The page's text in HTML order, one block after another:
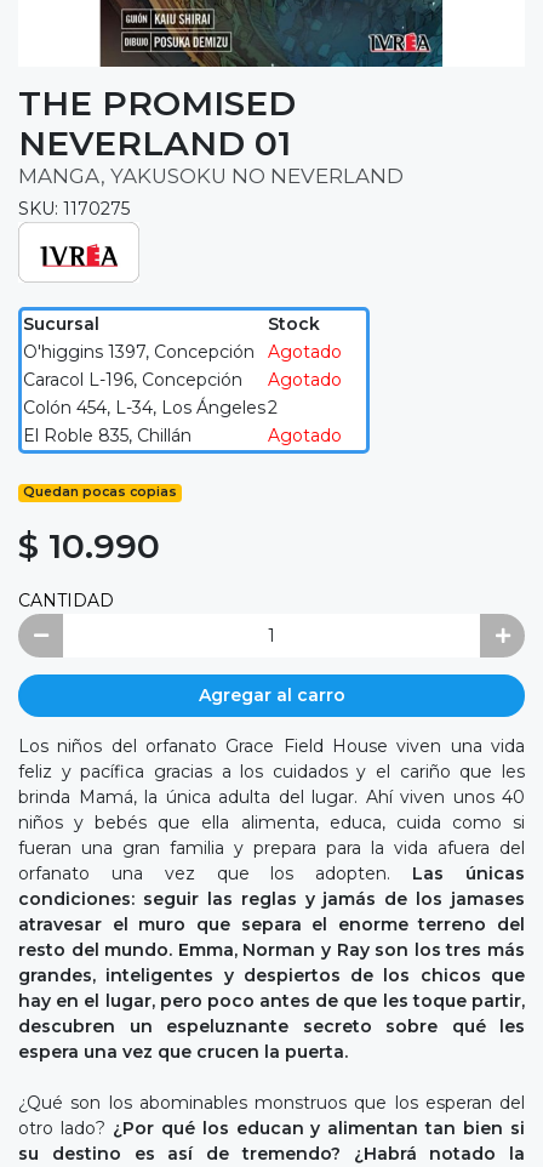
THE PROMISED
NEVERLAND 01
MANGA, YAKUSOKU NO NEVERLAND
SKU: 1170275
Sucursal
Stock
O'higgins 1397, Concepción
Agotado
Caracol L-196, Concepción
Agotado
Colón 454, L-34, Los Ángeles2
El Roble 835, Chillán
Agotado
Quedan pocas copias
$ 10.990
CANTIDAD
Agregar al carro
Los niños del orfanato Grace Field House viven una vida
feliz y pacífica gracias a los cuidados y el cariño que les
brinda Mamá, la única adulta del lugar. Ahí viven unos 40
niños y bebés que ella alimenta, educa, cuida como si
fueran una gran familia y prepara para la vida afuera del
orfanato una vez que los adopten. Las únicas
condiciones: seguir las reglas y jamás de los jamases
atravesar el muro que separa el enorme terreno del
resto del mundo. Emma, Norman y Ray son los tres más
grandes, inteligentes y despiertos de los chicos que
hay en el lugar, pero poco antes de que les toque partir,
descubren un espeluznante secreto sobre qué les
espera una vez que crucen la puerta.
¿Qué son los abominables monstruos que los esperan del
otro lado? ¿Por qué los educan y alimentan tan bien si
su destino es así de tremendo? ¿Habrá notado la